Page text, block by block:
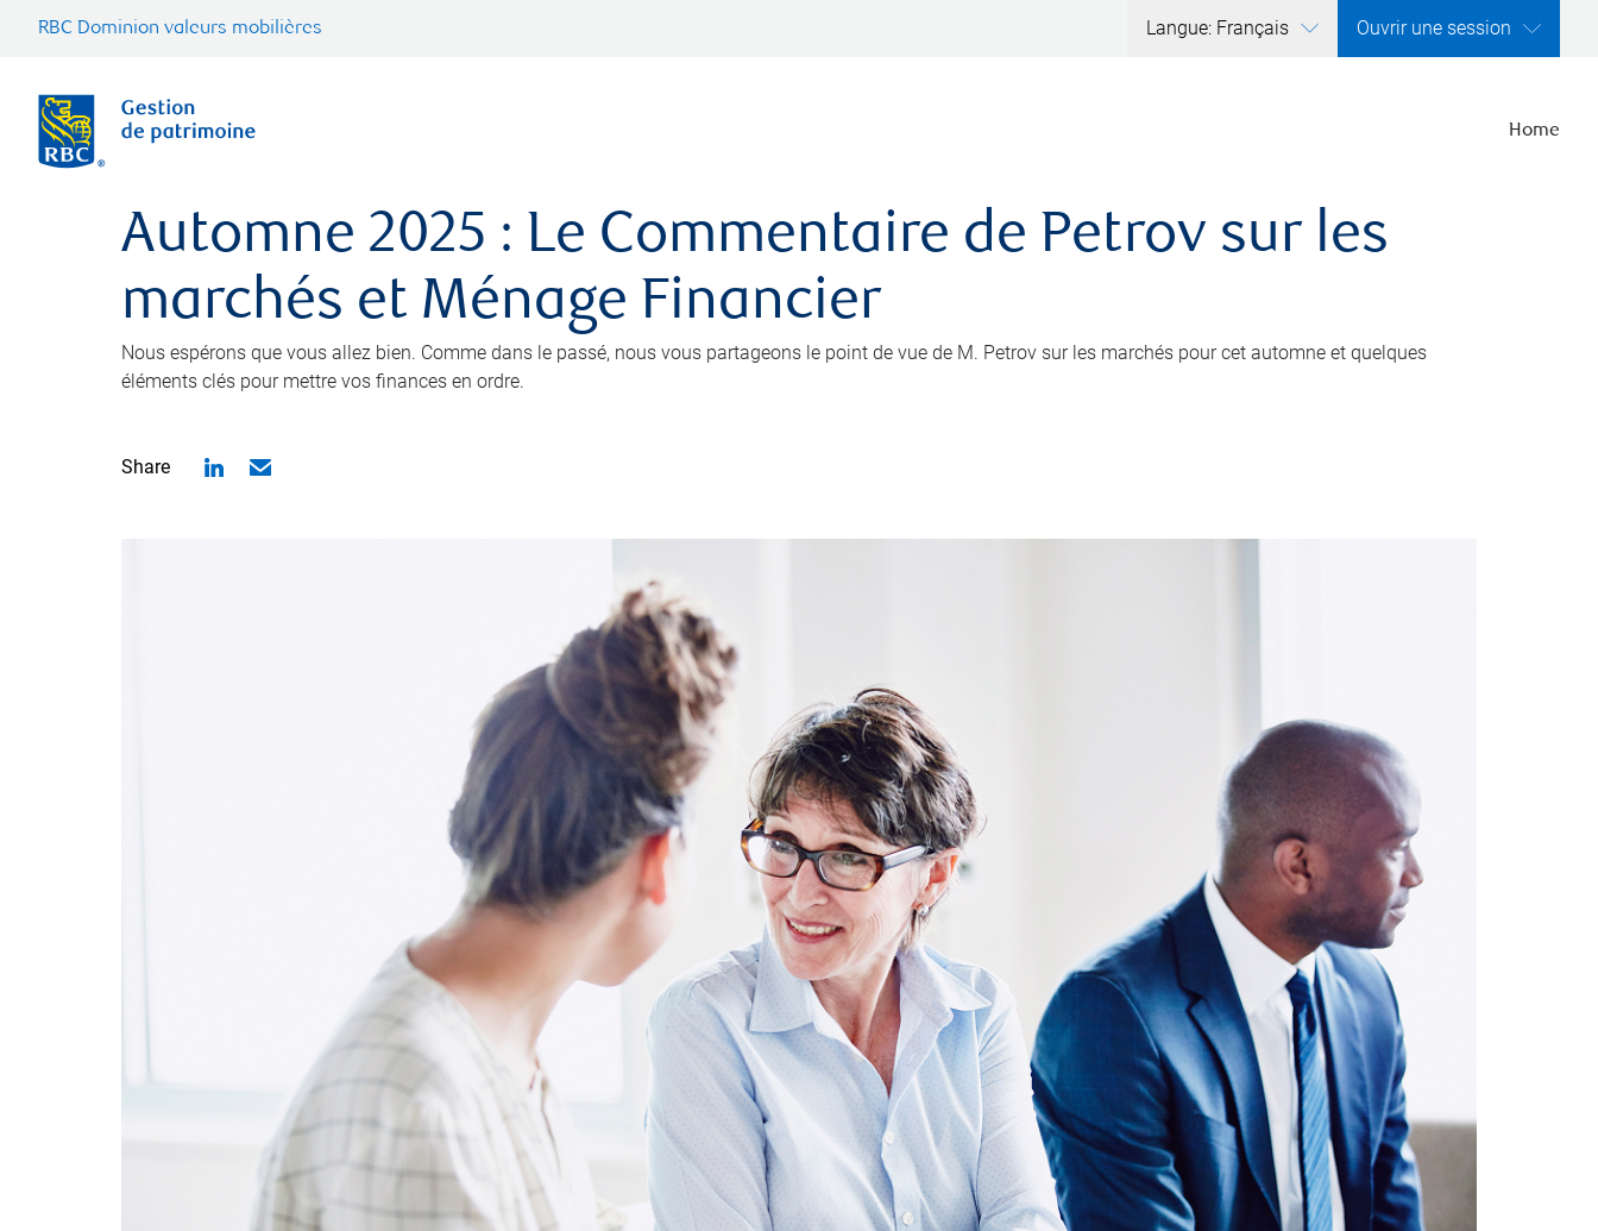
RBC Dominion valeurs mobilières Langue: Français Ouvrir une session
Home
Automne 2025 : Le Commentaire de Petrov sur les
marchés et Ménage Financier
Nous espérons que vous allez bien. Comme dans le passé, nous vous partageons le point de vue de M. Petrov sur les marchés pour cet automne et quelques
éléments clés pour mettre vos­­­ finances en ordre.
Share